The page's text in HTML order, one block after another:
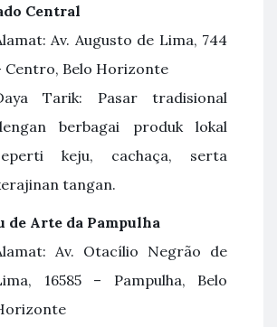
Central
Av. Augusto de Lima, 744
Centro, Belo Horizonte
Tarik: Pasar tradisional
berbagai produk lokal
keju, cachaça, serta
tangan.
de Arte da Pampulha
Av. Otacílio Negrão de
16585 – Pampulha, Belo